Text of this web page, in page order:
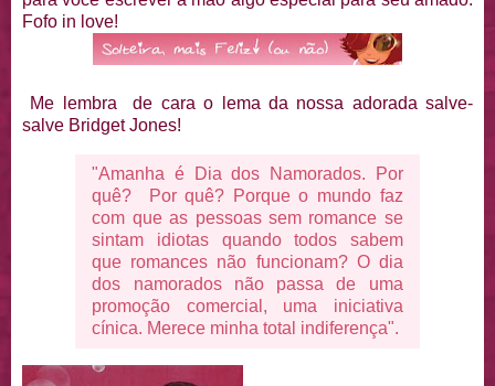
Fofo in love!
Me lembra de cara o lema da nossa adorada salve-
salve Bridget Jones!
"Amanha é Dia dos Namorados. Por
quê? Por quê? Porque o mundo faz
com que as pessoas sem romance se
sintam idiotas quando todos sabem
que romances não funcionam? O dia
dos namorados não passa de uma
promoção comercial, uma iniciativa
cínica. Merece minha total indiferença".